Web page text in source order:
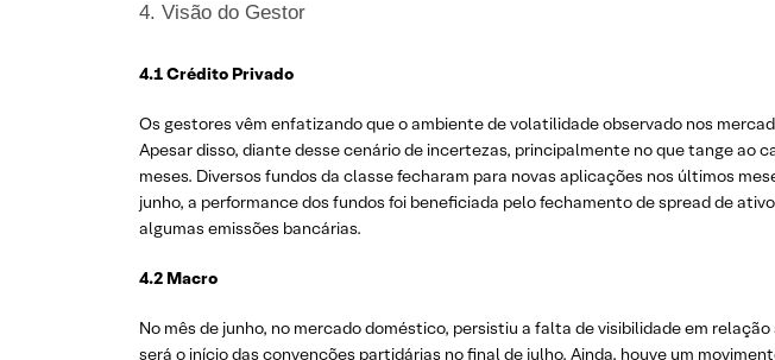
4. Visão do Gestor
4.1 Crédito Privado
Os gestores vêm enfatizando que o ambiente de volatilidade observado nos
Apesar disso, diante desse cenário de incertezas, principalmente no que tange ao
meses. Diversos fundos da classe fecharam para novas aplicações nos últimos
junho, a performance dos fundos foi beneficiada pelo fechamento de spread de
algumas emissões bancárias.
4.2 Macro
No mês de junho, no mercado doméstico, persistiu a falta de visibilidade em
será o início das convenções partidárias no final de julho. Ainda, houve um